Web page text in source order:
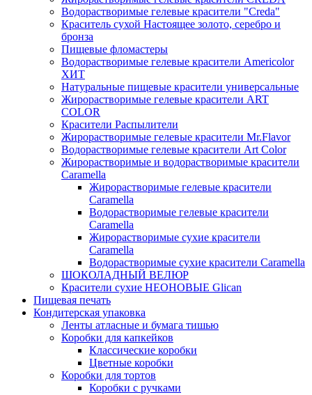
Водорастворимые гелевые красители "Creda"
Краситель сухой Настоящее золото, серебро и
бронза
Пищевые фломастеры
Водорастворимые гелевые красители Americolor
ХИТ
Натуральные пищевые красители универсальные
Жирорастворимые гелевые красители ART
COLOR
Красители Распылители
Жирорастворимые гелевые красители Mr.Flavor
Водорастворимые гелевые красители Art Color
Жирорастворимые и водорастворимые красители
Caramella
Жирорастворимые гелевые красители
Caramella
Водорастворимые гелевые красители
Caramella
Жирорастворимые сухие красители
Caramella
Водорастворимые сухие красители Caramella
ШОКОЛАДНЫЙ ВЕЛЮР
Красители сухие НЕОНОВЫЕ Glican
Пищевая печать
Кондитерская упаковка
Ленты атласные и бумага тишью
Коробки для капкейков
Классические коробки
Цветные коробки
Коробки для тортов
Коробки с ручками